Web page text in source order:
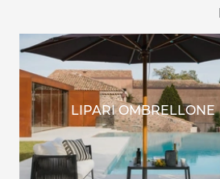
LIPARI OMBRELLONE